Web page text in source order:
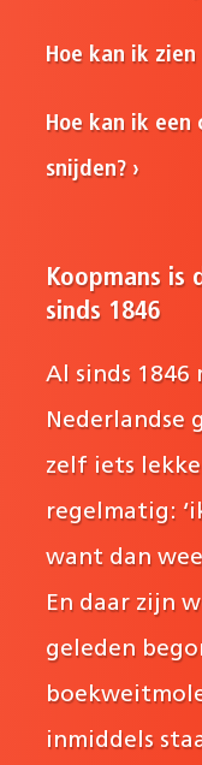
Hoe kan ik
Hoe kan ik
snijden?
Koopmans is
sinds 1846
Al sinds 1846
Nederlandse
zelf iets
regelmatig:
want dan
En daar zijn
geleden
inmiddels